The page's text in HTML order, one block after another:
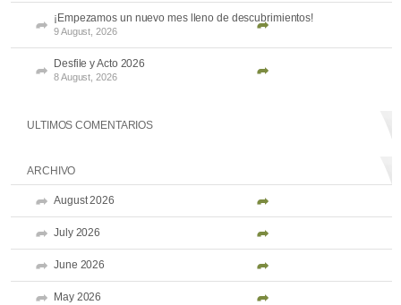
¡Empezamos un nuevo mes lleno de descubrimientos!
9 August, 2026
Desfile y Acto 2026
8 August, 2026
ULTIMOS COMENTARIOS
ARCHIVO
August 2026
July 2026
June 2026
May 2026